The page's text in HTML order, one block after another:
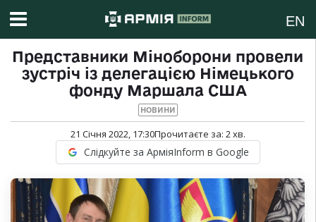
EN
Представники Міноборони провели
зустріч із делегацією Німецького
фонду Маршала США
НОВИНИ
21 Січня 2022, 17:30Прочитаєте за: 2хв.
Слідкуйте за АрміяInform в Google